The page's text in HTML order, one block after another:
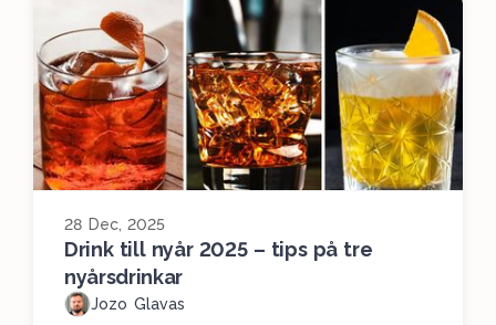
28 Dec, 2025
Drink till nyår 2025 – tips på tre
nyårsdrinkar
Jozo Glavas